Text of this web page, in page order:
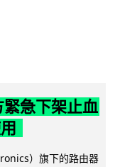
急下架止血
）旗下的路由器